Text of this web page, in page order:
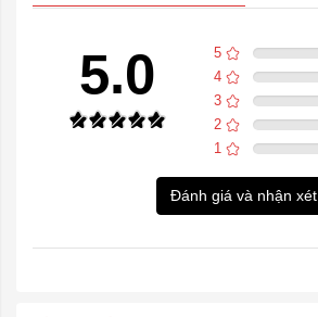
5.0 5
4
3
2
1
Đánh giá và nhận xét